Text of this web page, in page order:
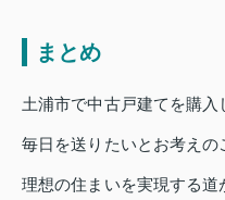
まとめ
土浦市で中古戸建てを購
毎日を送りたいとお考え
理想の住まいを実現する